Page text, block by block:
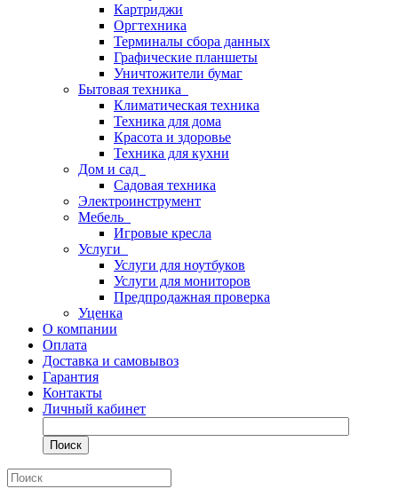
Картриджи
Оргтехника
Терминалы сбора данных
Графические планшеты
Уничтожители бумаг
Бытовая техника
Климатическая техника
Техника для дома
Красота и здоровье
Техника для кухни
Дом и сад
Садовая техника
Электроинструмент
Мебель
Игровые кресла
Услуги
Услуги для ноутбуков
Услуги для мониторов
Предпродажная проверка
Уценка
О компании
Оплата
Доставка и самовывоз
Гарантия
Контакты
Личный кабинет
Поиск